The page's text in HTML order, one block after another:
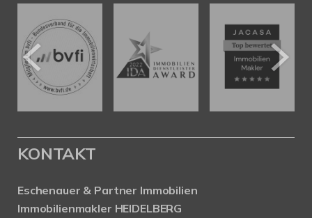
KONTAKT
Eschenauer & Partner Immobilien
Immobilienmakler HEIDELBERG